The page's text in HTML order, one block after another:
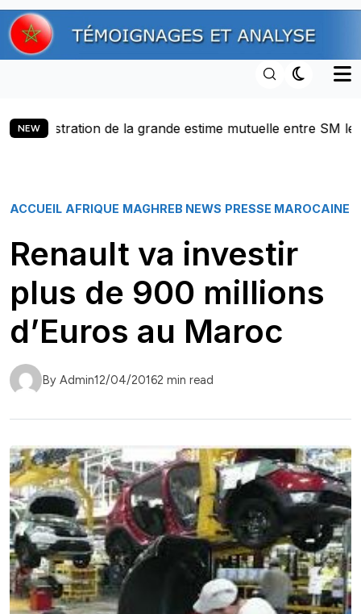
Skip
to
content
NEW
grande estime mutuelle entre SM le Roi et le
ACCUEIL AFRIQUE MAGHREB NEWS PRESSE MAROCAINE
Renault va investir
plus de 900 millions
d’Euros au Maroc
By Admin12/04/20162 min read